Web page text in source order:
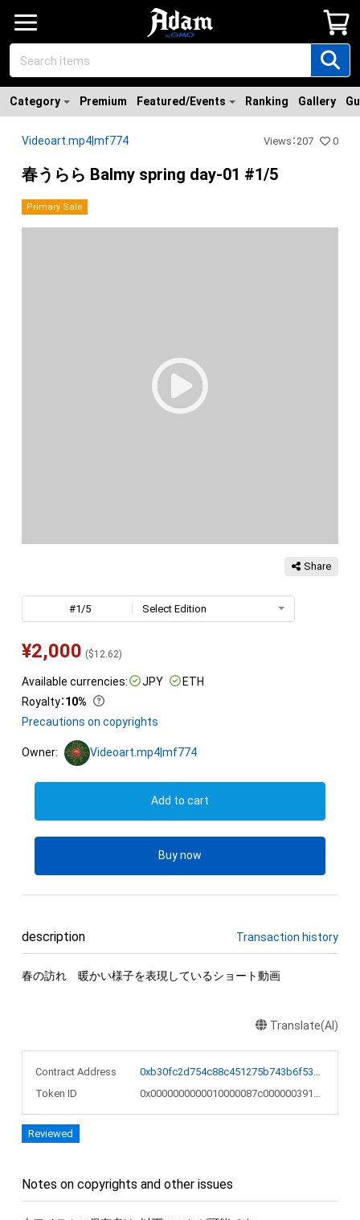
Category Premium Featured/Events Ranking Gallery
Videoart.mp4|mf774 Views ：207 0
春うらら Balmy spring day-01 #1/5
Primary Sale
Share
#1/5 Select Edition
¥2,000 ($12.62)
Available currencies: JPY
ETH
Royalty：10%
Precautions on copyrights
Owner: Videoart.mp4|mf774
Add to cart
Buy now
description Transaction history
春の訪れ　暖かい様子を表現しているショート動画
Translate(AI)
Contract Address
Token ID
Reviewed
Notes on copyrights and other issues